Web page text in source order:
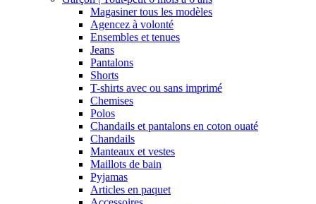
Magasiner tous les modèles
Agencez à volonté
Ensembles et tenues
Jeans
Pantalons
Shorts
T-shirts avec ou sans imprimé
Chemises
Polos
Chandails et pantalons en coton ouaté
Chandails
Manteaux et vestes
Maillots de bain
Pyjamas
Articles en paquet